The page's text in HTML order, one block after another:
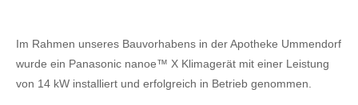
Im Rahmen unseres Bauvorhabens in der Apotheke Ummendorf
wurde ein Panasonic nanoe™ X Klimagerät mit einer Leistung
von 14 kW installiert und erfolgreich in Betrieb genommen.